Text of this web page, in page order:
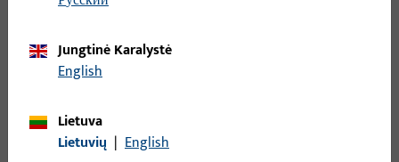
VK9 LG100 ZN
Jungtinė Karalystė
English
Lietuva
Lietuvių | English